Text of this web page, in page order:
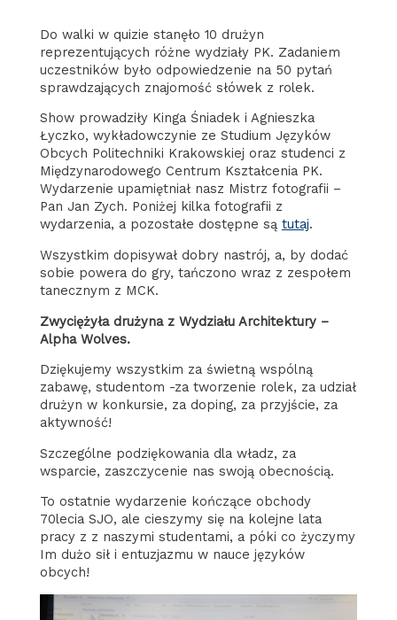
Do walki w quizie stanęło 10 drużyn
reprezentujących różne wydziały PK. Zadaniem
uczestników było odpowiedzenie na 50 pytań
sprawdzających znajomość słówek z rolek.
Show prowadziły Kinga Śniadek i Agnieszka
Łyczko, wykładowczynie ze Studium Języków
Obcych Politechniki Krakowskiej oraz studenci z
Międzynarodowego Centrum Kształcenia PK.
Wydarzenie upamiętniał nasz Mistrz fotografii –
Pan Jan Zych. Poniżej kilka fotografii z
wydarzenia, a pozostałe dostępne są tutaj.
Wszystkim dopisywał dobry nastrój, a, by dodać
sobie powera do gry, tańczono wraz z zespołem
tanecznym z MCK.
Zwyciężyła drużyna z Wydziału Architektury –
Alpha Wolves.
Dziękujemy wszystkim za świetną wspólną
zabawę, studentom -za tworzenie rolek, za udział
drużyn w konkursie, za doping, za przyjście, za
aktywność!
Szczególne podziękowania dla władz, za
wsparcie, zaszczycenie nas swoją obecnością.
To ostatnie wydarzenie kończące obchody
70lecia SJO, ale cieszymy się na kolejne lata
pracy z z naszymi studentami, a póki co życzymy
Im dużo sił i entuzjazmu w nauce języków
obcych!